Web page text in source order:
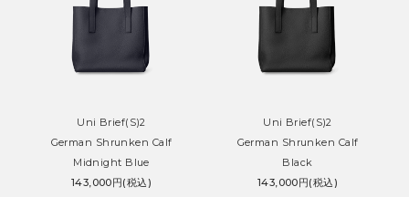
Uni Brief(S)2
German Shrunken Calf
Midnight Blue
143,000円(税込)
Uni Brief(S)2
German Shrunken Calf
Black
143,000円(税込)